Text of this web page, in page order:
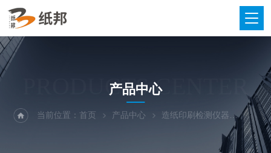
PRODUCTS CENTER
产品中心
当前位置：首页 产品中心 造纸印刷检测仪器 抄片